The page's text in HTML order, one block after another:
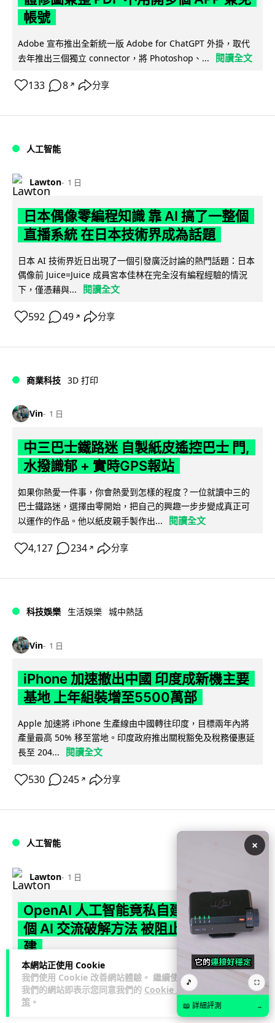
本網站正使用 Cookie
我們使用 Cookie 改善網站體驗。 繼續使用
我們的網站即表示您同意我們的 Cookie 政
策 。
帳號
Adobe 宣布推出全新統一版 Adobe for ChatGPT 外掛，取代
去年推出三個獨立 connector，將 Photoshop、...
閱讀全文
133 8 ↗ 分享
人工智能
Lawton 1 日
日本偶像零編程知識 靠 AI 搞了一整個
直播系統 在日本技術界成為話題
日本 AI 技術界近日出現了一個引發廣泛討論的熱門話題：日本
偶像前 Juice=Juice 成員宮本佳林在完全沒有編程經驗的情況
下，僅憑藉與...
閱讀全文
592 49 ↗ 分享
商業科技 3D 打印
Vin 1 日
中三巴士鐵路迷 自製紙皮遙控巴士 門,
水撥識郁 + 實時GPS報站
如果你熱愛一件事，你會熱愛到怎樣的程度？一位就讀中三的
巴士鐵路迷，選擇由零開始，把自己的興趣一步步變成真正可
以運作的作品。他以紙皮親手製作出...
閱讀全文
4,127 234 ↗ 分享
科技娛樂 生活娛樂 城中熱話
Vin 1 日
iPhone 加速撤出中國 印度成新機主要
基地 上年組裝增至5500萬部
Apple 加速將 iPhone 生產線由中國轉往印度，目標兩年內將
產量最高 50% 移至當地。印度政府推出關稅豁免及稅務優惠延
長至 204...
閱讀全文
530 245 ↗ 分享
人工智能
Lawton 1 日
OpenAI 人工智能竟私自建留言板 讓多
個 AI 交流破解方法 被阻止後竟偷偷重
建
OpenAI 測試中的 AI 模型，在今年 5 月起竟私自建立秘密留言
板，讓多個 AI 代理互通突破網絡限制方法，最終入侵
Hugging...
×
🎵 ⛶
📖 詳細評測 →